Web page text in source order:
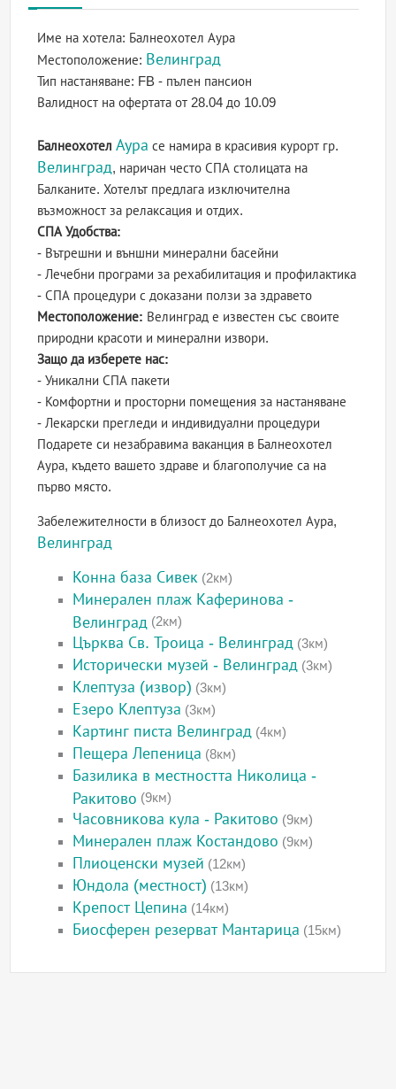
Име на хотела: Балнеохотел Аура
Местоположение: Велинград
Тип настаняване: FB - пълен пансион
Валидност на офертатаот 28.04 до 10.09
БалнеохотелАура се намира в красивия курорт гр.
Велинград, наричан често СПА столицата на
Балканите. Хотелът предлага изключителна
възможност за релаксация и отдих.
СПА Удобства:
- Вътрешни и външни минерални басейни
- Лечебни програми за рехабилитация и профилактика
- СПА процедури с доказани ползи за здравето
Местоположение: Велинград е известен със своите
природни красоти и минерални извори.
Защо да изберете нас:
- Уникални СПА пакети
- Комфортни и просторни помещения за настаняване
- Лекарски прегледи и индивидуални процедури
Подарете си незабравима ваканция в Балнеохотел
Аура, където вашето здраве и благополучие са на
първо място.
Забележителности в близост до Балнеохотел Аура,
Велинград
Конна база Сивек (2км)
Минерален плаж Каферинова -
Велинград (2км)
Църква Св. Троица - Велинград (3км)
Исторически музей - Велинград (3км)
Клептуза (извор) (3км)
Езеро Клептуза (3км)
Картинг писта Велинград (4км)
Пещера Лепеница (8км)
Базилика в местността Николица -
Ракитово (9км)
Часовникова кула - Ракитово (9км)
Минерален плаж Костандово (9км)
Плиоценски музей (12км)
Юндола (местност) (13км)
Крепост Цепина (14км)
Биосферен резерват Мантарица (15км)